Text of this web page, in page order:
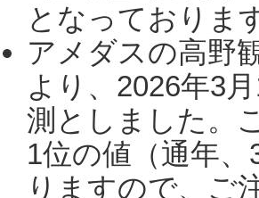
となっておりま
アメダスの高野
より、2026年3
測としました。
1位の値（通年
りますので、ご